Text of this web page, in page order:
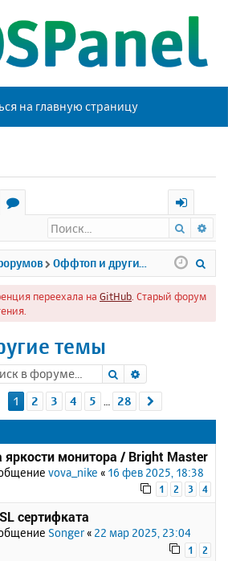
на главную страницу
р
у
м
х
о
д
Поиск
переехала на GitHub . Старый форум
темы
Поиск
Страница1 из 28
1 2 3 4 5 28
яркости монитора / Bright Master
vova_nike « 16 фев 2025, 18:38
1 2 3 4
сертифката
Songer « 22 мар 2025, 23:04
1 2